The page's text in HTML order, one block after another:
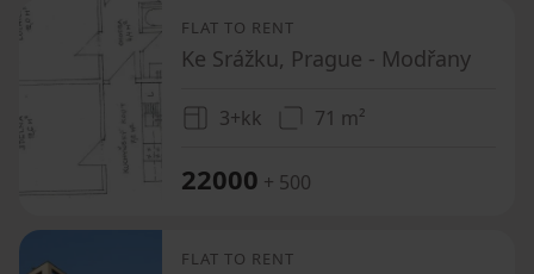
FLAT TO RENT
Ke Srážku, Prague - Modřany
3+kk 71 m²
22000 + 500
FLAT TO RENT